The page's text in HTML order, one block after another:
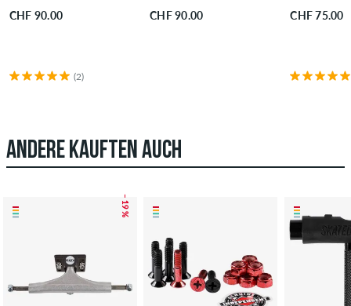
CHF 90.00
(2)
CHF 90.00 CHF 75.00
ANDERE KAUFTEN AUCH
– 19 %